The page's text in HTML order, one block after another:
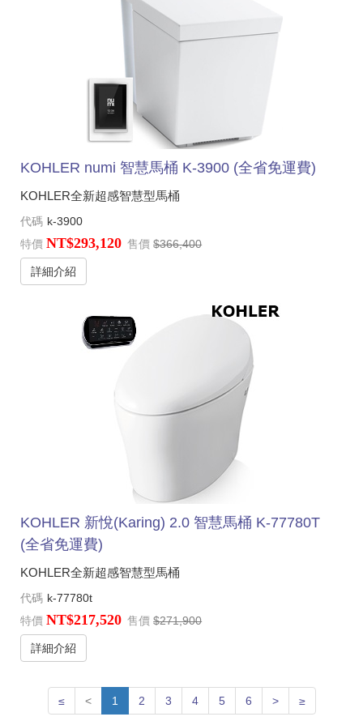
KOHLER numi 智慧馬桶 K-3900 (全省免運費)
KOHLER全新超感智慧型馬桶
代碼 k-3900
特價 NT$293,120 售價 $366,400
詳細介紹
KOHLER 新悅(Karing) 2.0 智慧馬桶 K-77780T
(全省免運費)
KOHLER全新超感智慧型馬桶
代碼 k-77780t
特價 NT$217,520 售價 $271,900
詳細介紹
≤ < 1 2 3 4 5 6 > ≥